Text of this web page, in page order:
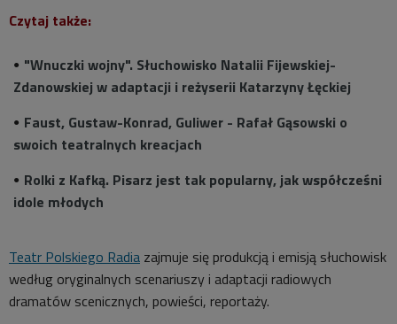
Czytaj także:
"Wnuczki wojny". Słuchowisko Natalii Fijewskiej-
Zdanowskiej w adaptacji i reżyserii Katarzyny Łęckiej
Faust, Gustaw-Konrad, Guliwer - Rafał Gąsowski o
swoich teatralnych kreacjach
Rolki z Kafką. Pisarz jest tak popularny, jak współcześni
idole młodych
Teatr Polskiego Radia zajmuje się produkcją i emisją słuchowisk
według oryginalnych scenariuszy i adaptacji radiowych
dramatów scenicznych, powieści, reportaży.